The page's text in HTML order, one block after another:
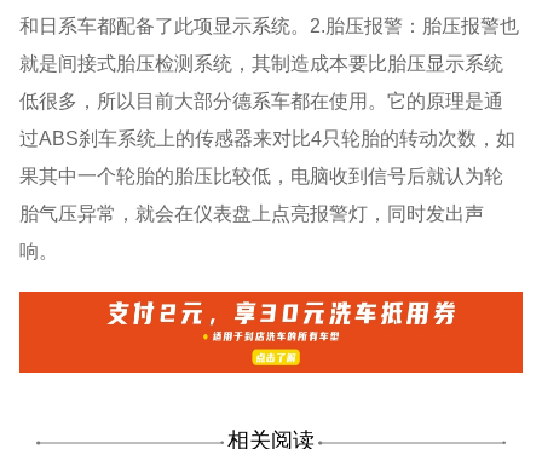
和日系车都配备了此项显示系统。2.胎压报警：胎压报警也
就是间接式胎压检测系统，其制造成本要比胎压显示系统
低很多，所以目前大部分德系车都在使用。它的原理是通
过ABS刹车系统上的传感器来对比4只轮胎的转动次数，如
果其中一个轮胎的胎压比较低，电脑收到信号后就认为轮
胎气压异常，就会在仪表盘上点亮报警灯，同时发出声
响。
相关阅读